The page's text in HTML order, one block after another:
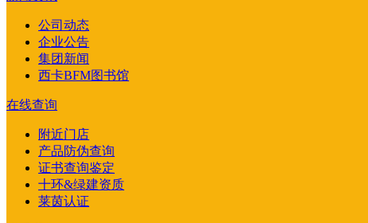
公司动态
企业公告
集团新闻
西卡BFM图书馆
在线查询
附近门店
产品防伪查询
证书查询鉴定
十环&绿建资质
莱茵认证